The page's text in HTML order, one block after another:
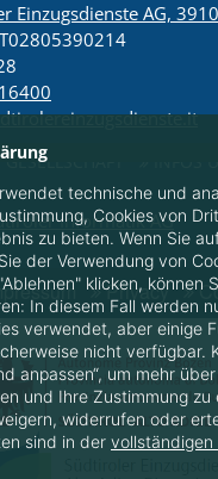
Einzugsdienste AG,
Informatik AG
Privacy
technische und
Cookies von
zu bieten. Wenn Sie
der Verwendung von
klicken, können
In diesem Fall werden
verwendet, aber einige
nicht verfügbar.
anpassen“, um mehr
und Ihre Zustimmung zu
widerrufen oder
sind in der vollständigen